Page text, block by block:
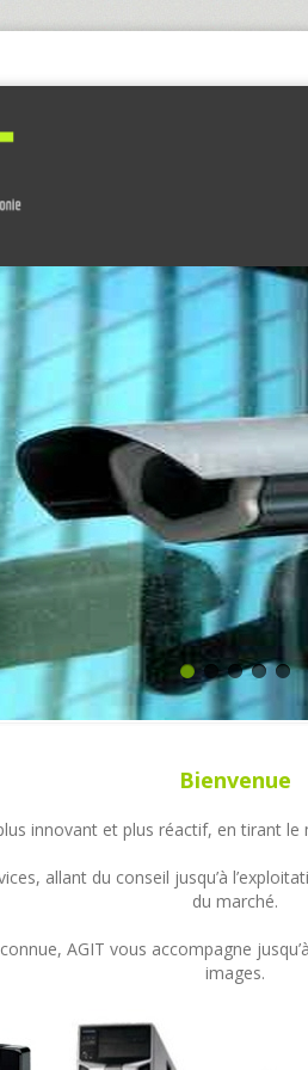
Bienvenue
innovant et plus réactif, en tirant
allant du conseil jusqu’à
du marché.
AGIT vous accompagne
images.